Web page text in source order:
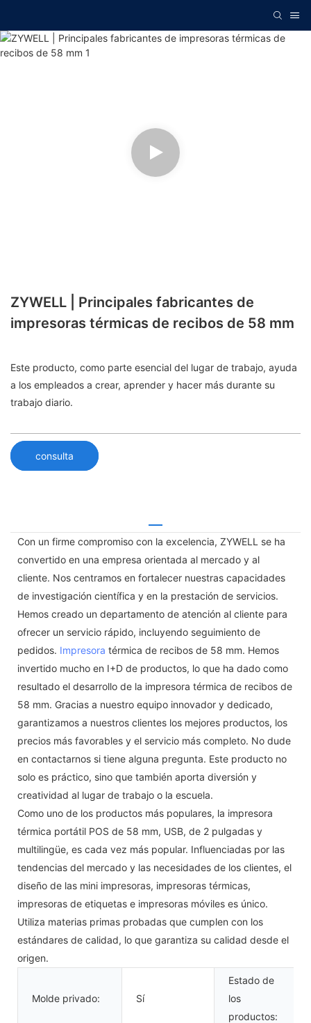
ZYWELL | Principales fabricantes de
impresoras térmicas de recibos de 58 mm
Este producto, como parte esencial del lugar de trabajo, ayuda
a los empleados a crear, aprender y hacer más durante su
trabajo diario.
consulta
Con un firme compromiso con la excelencia, ZYWELL se ha
convertido en una empresa orientada al mercado y al
cliente. Nos centramos en fortalecer nuestras capacidades
de investigación científica y en la prestación de servicios.
Hemos creado un departamento de atención al cliente para
ofrecer un servicio rápido, incluyendo seguimiento de
pedidos. Impresora térmica de recibos de 58 mm. Hemos
invertido mucho en I+D de productos, lo que ha dado como
resultado el desarrollo de la impresora térmica de recibos de
58 mm. Gracias a nuestro equipo innovador y dedicado,
garantizamos a nuestros clientes los mejores productos, los
precios más favorables y el servicio más completo. No dude
en contactarnos si tiene alguna pregunta. Este producto no
solo es práctico, sino que también aporta diversión y
creatividad al lugar de trabajo o la escuela.
Como uno de los productos más populares, la impresora
térmica portátil POS de 58 mm, USB, de 2 pulgadas y
multilingüe, es cada vez más popular. Influenciadas por las
tendencias del mercado y las necesidades de los clientes, el
diseño de las mini impresoras, impresoras térmicas,
impresoras de etiquetas e impresoras móviles es único.
Utiliza materias primas probadas que cumplen con los
estándares de calidad, lo que garantiza su calidad desde el
origen.
Molde privado: Sí
Estado de
los
productos: